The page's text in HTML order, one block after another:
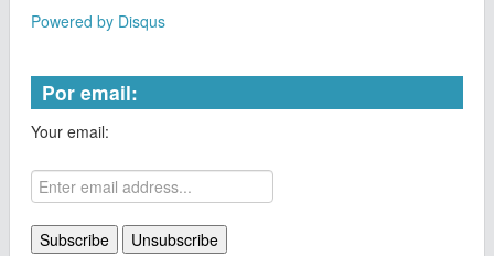
Powered by Disqus
Por email:
Your email: